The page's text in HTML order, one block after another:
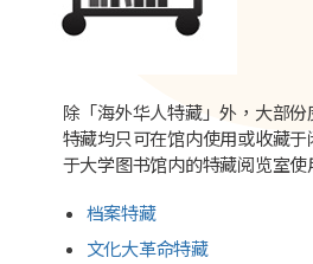
除「海外华人特藏」外，大部
特藏均只可在馆内使用或收藏
于大学图书馆内的特藏阅览室使
档案特藏
文化大革命特藏